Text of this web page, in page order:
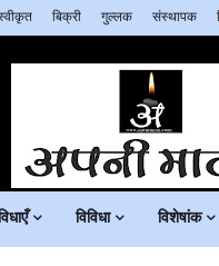
बिक्री गुल्लक संस्थापक
विविधा विशेषांक